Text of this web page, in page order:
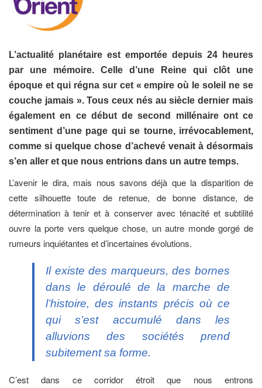
L’actualité planétaire est emportée depuis 24 heures
par une mémoire. Celle d’une Reine qui clôt une
époque et qui régna sur cet « empire où le soleil ne se
couche jamais ». Tous ceux nés au siècle dernier mais
également en ce début de second millénaire ont ce
sentiment d’une page qui se tourne, irrévocablement,
comme si quelque chose d’achevé venait à désormais
s’en aller et que nous entrions dans un autre temps.
L’avenir le dira, mais nous savons déjà que la disparition de
cette silhouette toute de retenue, de bonne distance, de
détermination à tenir et à conserver avec ténacité et subtilité
ouvre la porte vers quelque chose, un autre monde gorgé de
rumeurs inquiétantes et d’incertaines évolutions.
Il existe des marqueurs, des bornes
dans le déroulé de la marche de
l’histoire, des instants précis où ce
qui s’est accumulé dans les
alluvions des sociétés prend
subitement sa forme.
C’est dans ce corridor étroit que nous entrons